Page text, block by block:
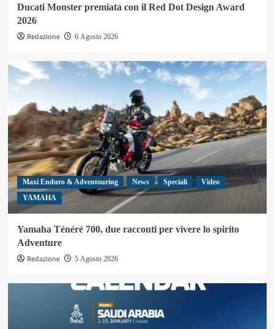
Ducati Monster premiata con il Red Dot Design Award
2026
Redazione
6 Agosto 2026
Maxi Enduro & Adventouring News Speciali
Video
YAMAHA
Yamaha Ténéré 700, due racconti per vivere lo spirito
Adventure
Redazione
5 Agosto 2026